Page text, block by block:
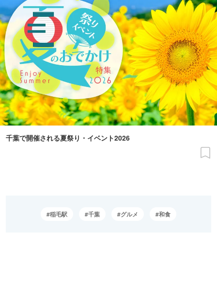
千葉で開催される夏祭り・イベント2026
稲毛駅 千葉 グルメ 和食